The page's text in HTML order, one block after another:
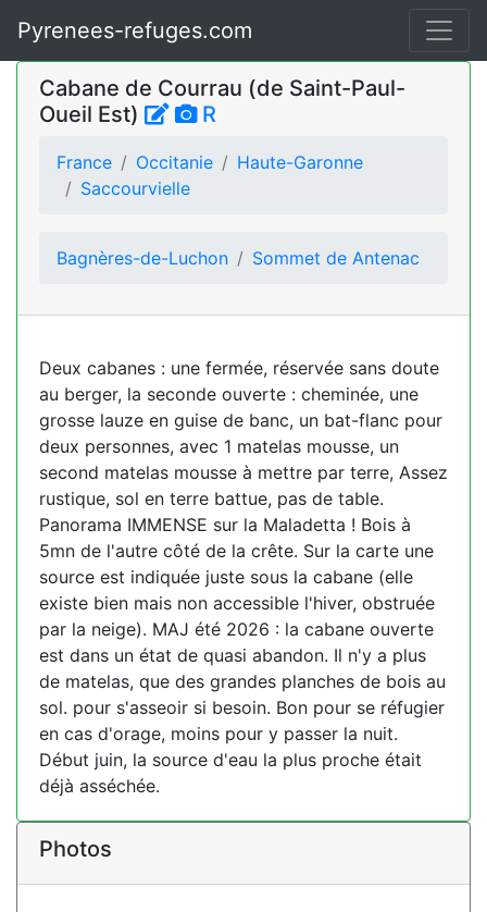
Pyrenees-refuges.com
Cabane de Courrau (de Saint-Paul-
Oueil Est)
R
France Occitanie
Haute-Garonne
Saccourvielle
Bagnères-de-Luchon Sommet de Antenac
Deux cabanes : une fermée, réservée sans doute
au berger, la seconde ouverte : cheminée, une
grosse lauze en guise de banc, un bat-flanc pour
deux personnes, avec 1 matelas mousse, un
second matelas mousse à mettre par terre, Assez
rustique, sol en terre battue, pas de table.
Panorama IMMENSE sur la Maladetta ! Bois à
5mn de l'autre côté de la crête. Sur la carte une
source est indiquée juste sous la cabane (elle
existe bien mais non accessible l'hiver, obstruée
par la neige). MAJ été 2026 : la cabane ouverte
est dans un état de quasi abandon. Il n'y a plus
de matelas, que des grandes planches de bois au
sol. pour s'asseoir si besoin. Bon pour se réfugier
en cas d'orage, moins pour y passer la nuit.
Début juin, la source d'eau la plus proche était
déjà asséchée.
Photos